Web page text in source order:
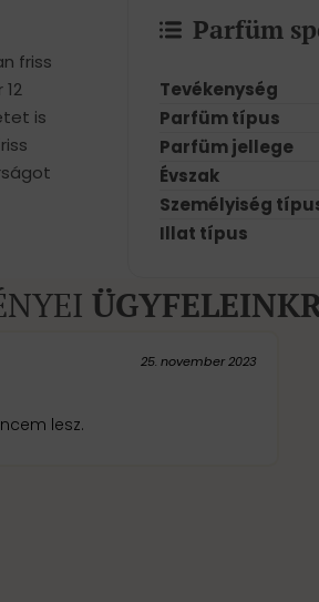
friss
is
Parfüm
Tevékenység
Parfüm típus
Parfüm jellege
Évszak
Személyiség
Illat típus
25. november 2023
lesz.